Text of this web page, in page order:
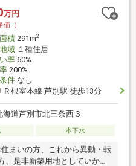
万円
価:-）
積291m2
域１種住居
率60%
200%
件なし
ＪＲ根室本線 芦別駅 徒歩13分
海道芦別市北三条西３
本下水
まいの方、これから異動・転
是非新築用地としていかが